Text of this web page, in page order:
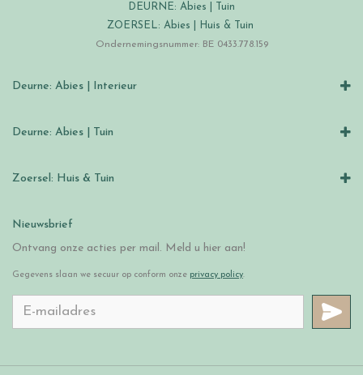
DEURNE: Abies | Tuin
ZOERSEL: Abies | Huis & Tuin
Ondernemingsnummer: BE 0433.778.159
Deurne: Abies | Interieur
Deurne: Abies | Tuin
Zoersel: Huis & Tuin
Nieuwsbrief
Ontvang onze acties per mail. Meld u hier aan!
Gegevens slaan we secuur op conform onze privacy policy.